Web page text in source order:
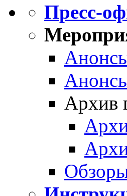
Пресс-
Архив